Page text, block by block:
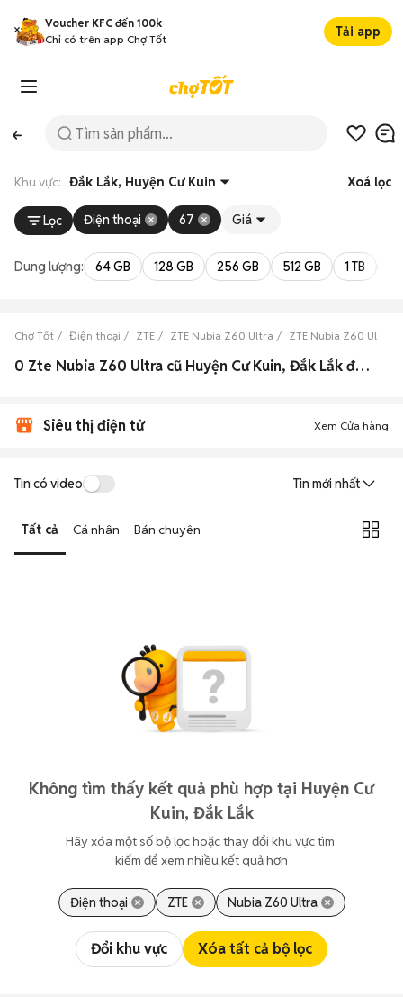
Voucher KFC đến 100k
Chỉ có trên app Chợ Tốt
Tải app
Khu vực: Đắk Lắk, Huyện Cư Kuin Xoá lọc
Lọc Điện thoại 67 Giá
Dung lượng: 64 GB 128 GB 256 GB 512 GB 1 TB
Chợ Tốt Điện thoại ZTE ZTE Nubia Z60 Ultra ZTE Nubia Z60 Ultra
0 Zte Nubia Z60 Ultra cũ Huyện Cư Kuin, Đắk Lắk đẹp
Siêu thị điện tử Xem Cửa hàng
Tin có video Tin mới nhất
Tất cả Cá nhân Bán chuyên
Không tìm thấy kết quả phù hợp tại Huyện Cư
Kuin, Đắk Lắk
Hãy xóa một số bộ lọc hoặc thay đổi khu vực tìm
kiếm để xem nhiều kết quả hơn
Điện thoại ZTE Nubia Z60 Ultra
Đổi khu vực Xóa tất cả bộ lọc